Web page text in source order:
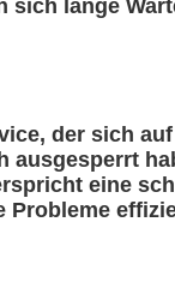
lange
der sich
eine